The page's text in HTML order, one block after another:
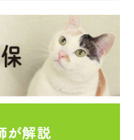
れないぶん、食事は少し
などがまだ必要なくらい
も4～6時間おきに細か
は自分で排泄するのも苦